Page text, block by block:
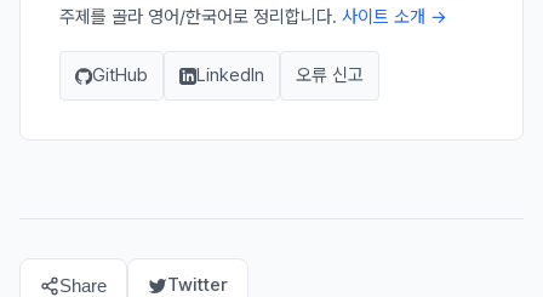
주제를 골라 영어/한국어로 정리합니다. 사이트 소개 →
GitHub LinkedIn 오류 신고
Share Twitter